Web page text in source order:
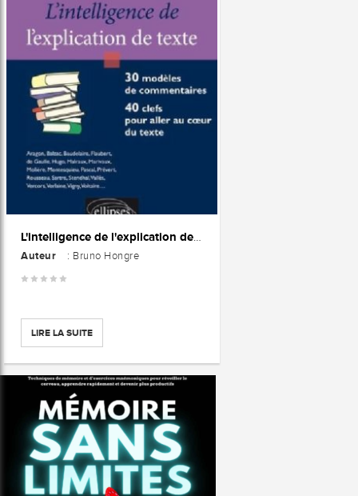
L'intelligence de l'explication de texte : 30 modèles de commentaires, 40 clefs pour aller au cœur du texte
Auteur : Bruno Hongre
LIRE LA SUITE